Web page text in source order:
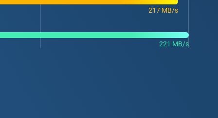
217 MB/s
221 MB/s